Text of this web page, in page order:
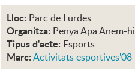
Lloc: Parc de Lurdes
Organitza: Penya Apa Anem-hi
Tipus d'acte: Esports
Marc:Activitats esportives'08